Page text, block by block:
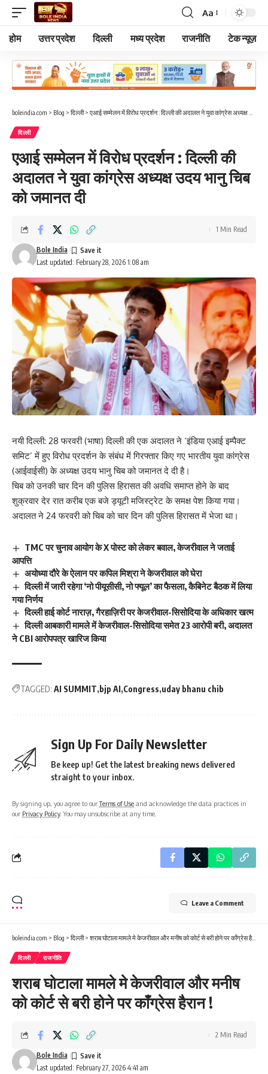
Font
Resizer
Aa
होम उत्तर प्रदेश दिल्ली मध्य प्रदेश राजनीति टेक न्यूज़
boleindia.com > Blog > दिल्ली> एआई सम्मेलन में विरोध प्रदर्शन : दिल्ली की अदालत ने युवा कांग्रेस अध्यक्ष उदय भानु चिब को जमानत दी
दिल्ली
एआई सम्मेलन में विरोध प्रदर्शन : दिल्ली की
अदालत ने युवा कांग्रेस अध्यक्ष उदय भानु चिब
को जमानत दी
Last updated: February 28, 2026 1:08 am
Bole India
1 Min Read
नयी दिल्ली: 28 फरवरी (भाषा) दिल्ली की एक अदालत ने ‘इंडिया एआई इम्पैक्ट
समिट’ में हुए विरोध प्रदर्शन के संबंध में गिरफ्तार किए गए भारतीय युवा कांग्रेस
(आईवाईसी) के अध्यक्ष उदय भानु चिब को जमानत दे दी है।
चिब को उनकी चार दिन की पुलिस हिरासत की अवधि समाप्त होने के बाद
शुक्रवार देर रात करीब एक बजे ड्यूटी मजिस्ट्रेट के समक्ष पेश किया गया।
अदालत ने 24 फरवरी को चिब को चार दिन की पुलिस हिरासत में भेजा था।
TMC पर चुनाव आयोग के X पोस्ट को लेकर बवाल, केजरीवाल ने जताई
आपत्ति
अयोध्या दौरे के ऐलान पर कपिल मिश्रा ने केजरीवाल को घेरा
दिल्ली में जारी रहेगा ‘नो पीयूसीसी, नो फ्यूल’ का फैसला, कैबिनेट बैठक में लिया
गया निर्णय
दिल्ली हाई कोर्ट नाराज़, गैरहाज़िरी पर केजरीवाल-सिसोदिया के अधिकार खत्म
दिल्ली आबकारी मामले में केजरीवाल-सिसोदिया समेत 23 आरोपी बरी, अदालत
ने CBI आरोपपत्र खारिज किया
TAGGED: AI SUMMIT bjp AI Congress uday bhanu chib
Sign Up For Daily Newsletter
Be keep up! Get the latest breaking news delivered
straight to your inbox.
By signing up, you agree to ourTerms of Use and acknowledge the data practices in
our Privacy Policy. You may unsubscribe at any time.
Leave a Comment
boleindia.com > Blog > दिल्ली> शराब घोटाला मामले मे केजरीवाल और मनीष को कोर्ट से बरी होने पर काँग्रेस हैरान !
दिल्ली राजनीति
शराब घोटाला मामले मे केजरीवाल और मनीष
को कोर्ट से बरी होने पर काँग्रेस हैरान !
Last updated: February 27, 2026 4:41 am
Bole India
2 Min Read